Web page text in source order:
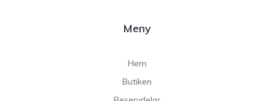
Meny
Hem
Butiken